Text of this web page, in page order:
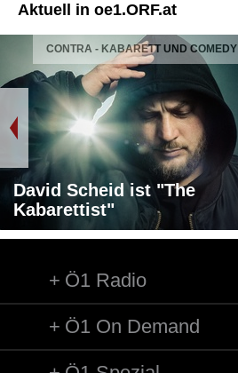
Aktuell in oe1.ORF.at
CONTRA - KABARETT UND COMEDY
David Scheid ist "The
Kabarettist"
Ö1 Radio
Ö1 On Demand